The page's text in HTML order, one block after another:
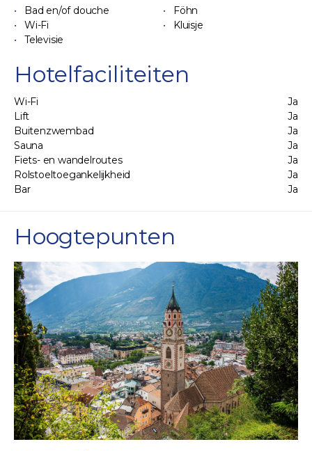
Bad en/of douche
Föhn
Wi-Fi
Kluisje
Televisie
Hotelfaciliteiten
Wi-Fi
Ja
Lift
Ja
Buitenzwembad
Ja
Sauna
Ja
Fiets- en wandelroutes
Ja
Rolstoeltoegankelijkheid
Ja
Bar
Ja
Hoogtepunten